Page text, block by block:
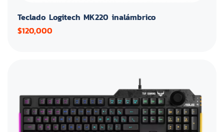
Teclado Logitech MK220 inalámbrico
$120,000